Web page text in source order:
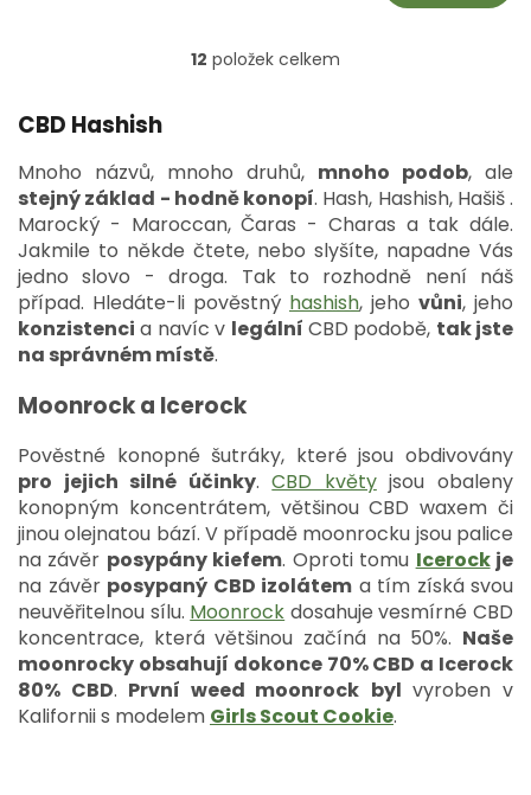
O
a
c
í
p
r
v
k
y
s
u
12 položek celkem
CBD Hashish
Mnoho názvů, mnoho druhů, mnoho podob, ale
stejný základ - hodně konopí. Hash, Hashish, Hašiš .
Marocký - Maroccan, Čaras - Charas a tak dále.
Jakmile to někde čtete, nebo slyšíte, napadne Vás
jedno slovo - droga. Tak to rozhodně není náš
případ. Hledáte-li pověstný hashish, jeho vůni, jeho
konzistenci a navíc v legální CBD podobě, tak jste
na správném místě.
Moonrock a Icerock
Pověstné konopné šutráky, které jsou obdivovány
pro jejich silné účinky.CBD květyjsou obaleny
konopným koncentrátem, většinou CBD waxem či
jinou olejnatou bází. V případě moonrocku jsou palice
na závěr posypány kiefem. Oproti tomu Icerockje
na závěr posypaný CBD izolátem a tím získá svou
neuvěřitelnou sílu. Moonrock dosahuje vesmírné CBD
koncentrace, která většinou začíná na 50%. Naše
moonrocky obsahují dokonce 70% CBD a Icerock
80% CBD. První weed moonrock byl vyroben v
Kalifornii s modelem Girls Scout Cookie.